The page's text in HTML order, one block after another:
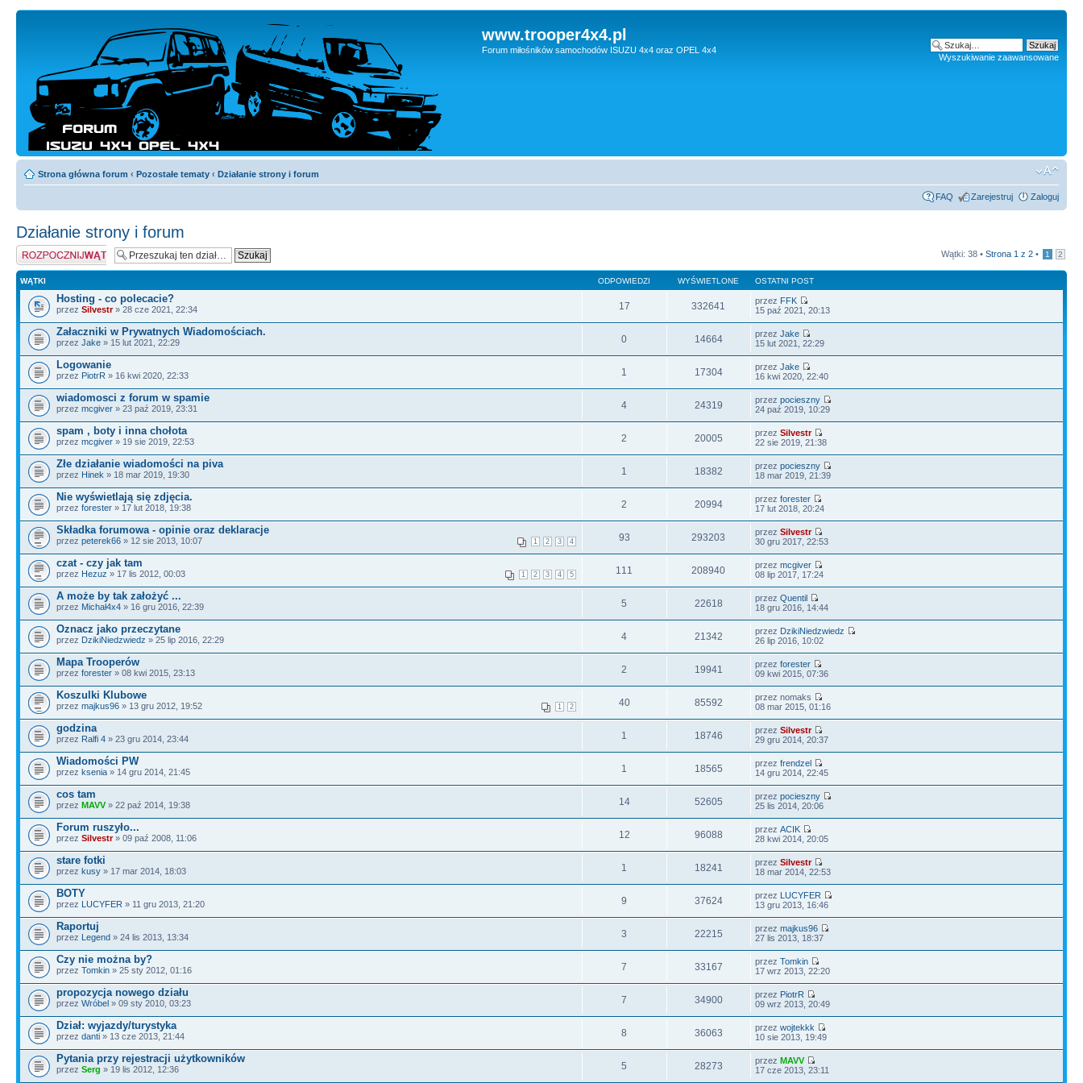
www.trooper4x4.pl
Forum miłośników samochodów ISUZU 4x4 oraz OPEL 4x4
Wyszukiwanie zaawansowane
Strona główna forum ‹ Pozostałe tematy ‹ Działanie strony i forum
FAQ Zarejestruj Zaloguj
Działanie strony i forum
Napisz wątek Wątki: 38 • Strona 1 z 2 • 1 2
WĄTKI ODPOWIEDZI WYŚWIETLONE OSTATNI POST
Hosting - co polecacie?
przez Silvestr» 28 cze 2021, 22:34 17 332641 przez FFK
15 paź 2021, 20:13
Załaczniki w Prywatnych Wiadomościach.
przez Jake » 15 lut 2021, 22:29 0 14664 przezJake
15 lut 2021, 22:29
Logowanie
przez PiotrR » 16 kwi 2020, 22:33 1 17304 przezJake
16 kwi 2020, 22:40
wiadomosci z forum w spamie
przez mcgiver » 23 paź 2019, 23:31 4 24319 przezpocieszny
24 paź 2019, 10:29
spam , boty i inna chołota
przez mcgiver » 19 sie 2019, 22:53 2 20005 przezSilvestr
22 sie 2019, 21:38
Złe działanie wiadomości na piva
przez Hinek » 18 mar 2019, 19:30 1 18382 przezpocieszny
18 mar 2019, 21:39
Nie wyświetlają się zdjęcia.
przez forester » 17 lut 2018, 19:38 2 20994 przezforester
17 lut 2018, 20:24
Składka forumowa - opinie oraz deklaracje
1 2 3 4
przez peterek66 » 12 sie 2013, 10:07 93 293203 przezSilvestr
30 gru 2017, 22:53
czat - czy jak tam
1 2 3 4 5
przez Hezuz » 17 lis 2012, 00:03 111 208940 przezmcgiver
08 lip 2017, 17:24
A może by tak założyć ...
przez Michał4x4 » 16 gru 2016, 22:39 5 22618 przezQuentil
18 gru 2016, 14:44
Oznacz jako przeczytane
przez DzikiNiedzwiedz » 25 lip 2016, 22:29 4 21342 przez DzikiNiedzwiedz
26 lip 2016, 10:02
Mapa Trooperów
przez forester » 08 kwi 2015, 23:13 2 19941 przezforester
09 kwi 2015, 07:36
Koszulki Klubowe
1 2
przez majkus96 » 13 gru 2012, 19:52 40 85592
przez nomaks
08 mar 2015, 01:16
godzina
przez Ralfi 4 » 23 gru 2014, 23:44 1 18746 przezSilvestr
29 gru 2014, 20:37
Wiadomości PW
przez ksenia » 14 gru 2014, 21:45 1 18565 przezfrendzel
14 gru 2014, 22:45
cos tam
przez MAVV» 22 paź 2014, 19:38 14 52605 przezpocieszny
25 lis 2014, 20:06
Forum ruszyło...
przez Silvestr» 09 paź 2008, 11:06 12 96088 przezACIK
28 kwi 2014, 20:05
stare fotki
przez kusy » 17 mar 2014, 18:03 1 18241 przezSilvestr
18 mar 2014, 22:53
BOTY
przez LUCYFER » 11 gru 2013, 21:20 9 37624 przez LUCYFER
13 gru 2013, 16:46
Raportuj
przez Legend » 24 lis 2013, 13:34 3 22215 przezmajkus96
27 lis 2013, 18:37
Czy nie można by?
przez Tomkin » 25 sty 2012, 01:16 7 33167 przezTomkin
17 wrz 2013, 22:20
propozycja nowego działu
przez Wróbel » 09 sty 2010, 03:23 7 34900 przez PiotrR
09 wrz 2013, 20:49
Dział: wyjazdy/turystyka
przez danti » 13 cze 2013, 21:44 8 36063 przezwojtekkk
10 sie 2013, 19:49
Pytania przy rejestracji użytkowników
przez Serg » 19 lis 2012, 12:36 5 28273 przezMAVV
17 cze 2013, 23:11